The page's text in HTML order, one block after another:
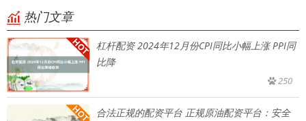
热门文章
杠杆配资 2024年12月份CPI同比小幅上涨 PPI同
比降
250
合法正规的配资平台 正规原油配资平台：安全